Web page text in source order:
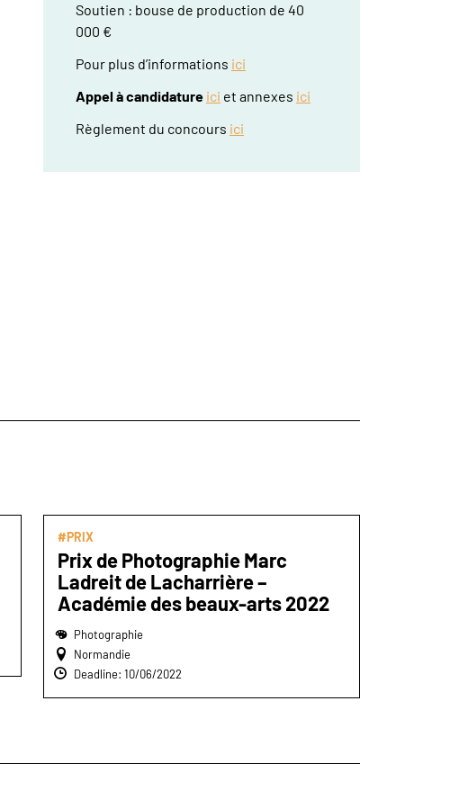
Soutien : bouse de production de 40
000 €
Pour plus d’informations ici
Appel à candidature ici et annexes ici
Règlement du concours ici
#PRIX
Prix de Photographie Marc
Ladreit de Lacharrière –
Académie des beaux-arts 2022
Photographie
Normandie
Deadline: 10/06/2022